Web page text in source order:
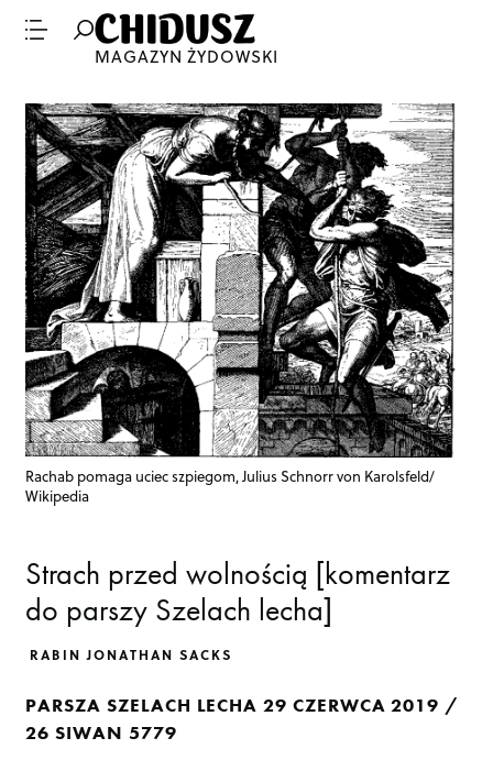
MAGAZYN ŻYDOWSKI
Rachab pomaga uciec szpiegom, Julius Schnorr von Karolsfeld/
Wikipedia
Strach przed wolnością [komentarz
do parszy Szelach lecha]
RABIN JONATHAN SACKS
PARSZA SZELACH LECHA 29 CZERWCA 2019 /
26 SIWAN 5779